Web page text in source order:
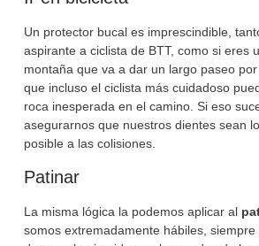
Un protector bucal es imprescindible,
aspirante a ciclista de BTT, como si eres
montaña que va a dar un largo paseo
que incluso el ciclista más cuidadoso
roca inesperada en el camino. Si eso
asegurarnos que nuestros dientes sean
posible a las colisiones.
Patinar
La misma lógica la podemos aplicar al
somos extremadamente hábiles,